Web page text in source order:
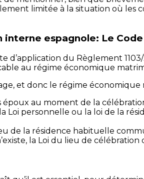
limitée à la situation où les
espagnole: Le
d’application du Règlement
au régime économique
et donc le régime
époux au moment de la
Loi personnelle ou la loi de la
de la résidence habituelle
la Loi du lieu de célébration